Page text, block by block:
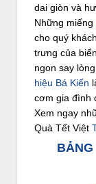
dai giòn và
Những miếng
cho quý
trưng của
ngon say lòng
hiệu Bá Kiến
cơm gia đình
Xem ngay
Quà Tết Việt